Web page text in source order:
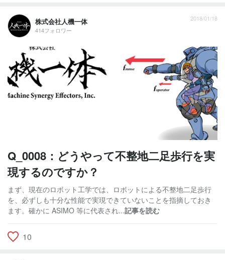
株式会社人機一体
414フォロワー
2018/01/18
Q_0008：どうやって不整地二足歩行を実
現するのですか？
まず、現在のロボット工学では、ロボットによる不整地二足歩行
を、必ずしも十分な性能で実現できていないことを指摘しておき
ます。確かに ASIMO 等に代表され...記事を読む
10